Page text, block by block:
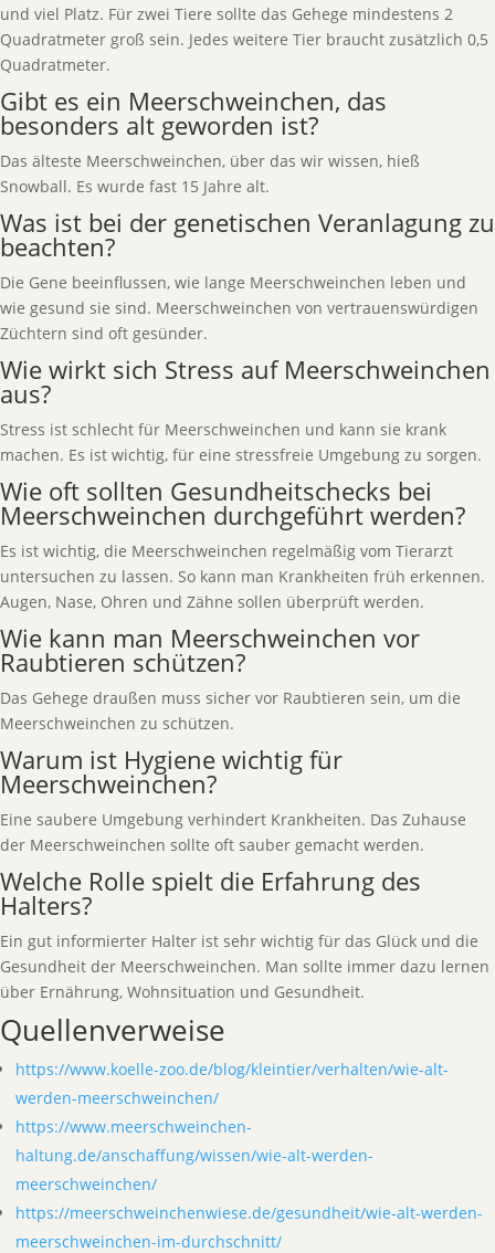
und viel Platz. Für zwei Tiere sollte das Gehege mindestens 2
Quadratmeter groß sein. Jedes weitere Tier braucht zusätzlich 0,5
Quadratmeter.
Gibt es ein Meerschweinchen, das
besonders alt geworden ist?
Das älteste Meerschweinchen, über das wir wissen, hieß
Snowball. Es wurde fast 15 Jahre alt.
Was ist bei der genetischen Veranlagung zu
beachten?
Die Gene beeinflussen, wie lange Meerschweinchen leben und
wie gesund sie sind. Meerschweinchen von vertrauenswürdigen
Züchtern sind oft gesünder.
Wie wirkt sich Stress auf Meerschweinchen
aus?
Stress ist schlecht für Meerschweinchen und kann sie krank
machen. Es ist wichtig, für eine stressfreie Umgebung zu sorgen.
Wie oft sollten Gesundheitschecks bei
Meerschweinchen durchgeführt werden?
Es ist wichtig, die Meerschweinchen regelmäßig vom Tierarzt
untersuchen zu lassen. So kann man Krankheiten früh erkennen.
Augen, Nase, Ohren und Zähne sollen überprüft werden.
Wie kann man Meerschweinchen vor
Raubtieren schützen?
Das Gehege draußen muss sicher vor Raubtieren sein, um die
Meerschweinchen zu schützen.
Warum ist Hygiene wichtig für
Meerschweinchen?
Eine saubere Umgebung verhindert Krankheiten. Das Zuhause
der Meerschweinchen sollte oft sauber gemacht werden.
Welche Rolle spielt die Erfahrung des
Halters?
Ein gut informierter Halter ist sehr wichtig für das Glück und die
Gesundheit der Meerschweinchen. Man sollte immer dazu lernen
über Ernährung, Wohnsituation und Gesundheit.
Quellenverweise
https://www.koelle-zoo.de/blog/kleintier/verhalten/wie-alt-
werden-meerschweinchen/
https://www.meerschweinchen-
haltung.de/anschaffung/wissen/wie-alt-werden-
meerschweinchen/
https://meerschweinchenwiese.de/gesundheit/wie-alt-werden-
meerschweinchen-im-durchschnitt/